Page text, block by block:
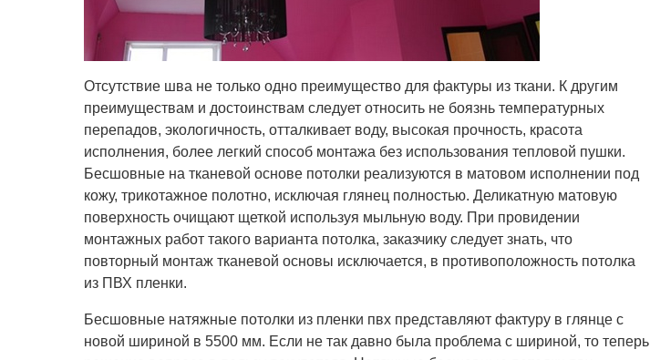
Отсутствие шва не только одно преимущество для фактуры из ткани. К другим
преимуществам и достоинствам следует относить не боязнь температурных
перепадов, экологичность, отталкивает воду, высокая прочность, красота
исполнения, более легкий способ монтажа без использования тепловой пушки.
Бесшовные на тканевой основе потолки реализуются в матовом исполнении под
кожу, трикотажное полотно, исключая глянец полностью. Деликатную матовую
поверхность очищают щеткой используя мыльную воду. При провидении
монтажных работ такого варианта потолка, заказчику следует знать, что
повторный монтаж тканевой основы исключается, в противоположность потолка
из ПВХ пленки.
Бесшовные натяжные потолки из пленки пвх представляют фактуру в глянце с
новой шириной в 5500 мм. Если не так давно была проблема с шириной, то теперь